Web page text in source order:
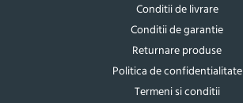
Conditii de livrare
Conditii de garantie
Returnare produse
Politica de confidentialitate
Termeni si conditii